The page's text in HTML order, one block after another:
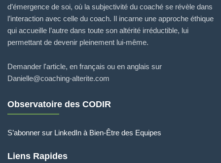
d’émergence de soi, où la subjectivité du coaché se révèle dans
l’interaction avec celle du coach. Il incarne une approche éthique
qui accueille l’autre dans toute son altérité irréductible, lui
permettant de devenir pleinement lui-même.
Demander l'article, en français ou en anglais sur
Danielle@coaching-alterite.com
Observatoire des CODIR
S’abonner sur LinkedIn à Bien-Être des Equipes
Liens Rapides